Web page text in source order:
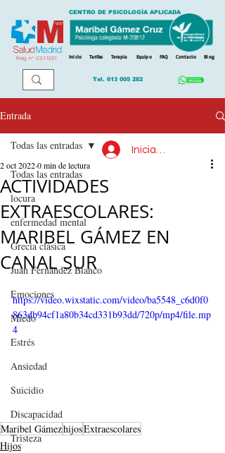
Reg. nº CS11031
CENTRO DE PSICOLOGÍA APLICADA
Inicio Tarifas Terapia Equipo FAQ Contacto Blog
Tel. 613 005 282
Entrada
Todas las entradas
locura
enfermedad mental
Grecia clásica
Juan Fernández Blanco
Emociones
Miedo
Estrés
Ansiedad
Suicidio
Discapacidad
Tristeza
Todas las entradas
ACTIVIDADES
EXTRAESCOLARES:
MARIBEL GÁMEZ EN
CANAL SUR
2 oct 20220 min de lectura
https://video.wixstatic.com/video/ba5548_c6d0f0
863db94cf1a80b34cd331b93dd/720p/mp4/file.mp
4
Maribel GámezhijosExtraescolares
Hijos
Iniciar sesión